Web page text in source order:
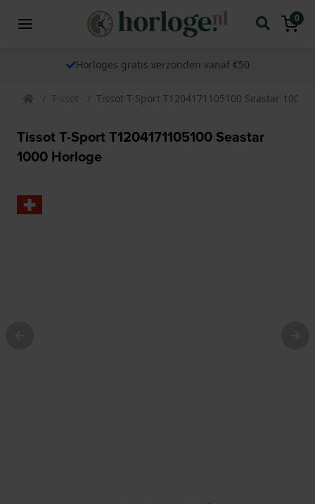
0
Horloges gratis verzonden vanaf €50
Tissot Tissot T-Sport T1204171105100 Seastar 1000
Tissot T-Sport T1204171105100 Seastar
1000 Horloge